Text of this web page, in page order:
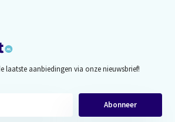
laatste aanbiedingen via onze nieuwsbrief!
Abonneer